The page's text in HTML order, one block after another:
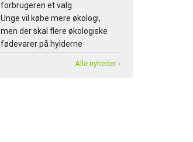
forbrugeren et valg
Unge vil købe mere økologi,
men der skal flere økologiske
fødevarer på hylderne
Alle nyheder ›